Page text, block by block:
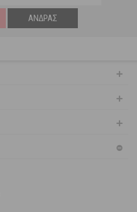
ΆΝΔΡΑΣ